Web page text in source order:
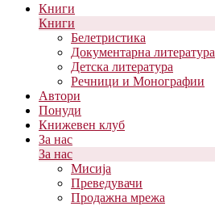
Книги
Книги
Белетристика
Документарна литература
Детска литература
Речници и Монографии
Автори
Понуди
Книжевен клуб
За нас
За нас
Мисија
Преведувачи
Продажна мрежа